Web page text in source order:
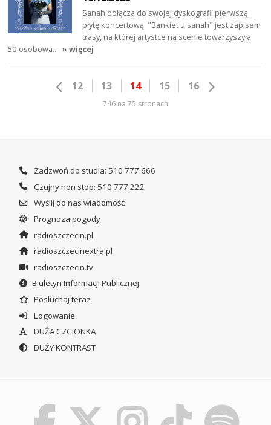
Sanah dołącza do swojej dyskografii pierwszą
płytę koncertową. "Bankiet u sanah" jest zapisem
trasy, na której artystce na scenie towarzyszyła
50-osobowa… » więcej
12 13 14 15 16
746 na 75 stronach
Zadzwoń do studia: 510 777 666
Czujny non stop: 510 777 222
Wyślij do nas wiadomość
Prognoza pogody
radioszczecin.pl
radioszczecinextra.pl
radioszczecin.tv
Biuletyn Informacji Publicznej
Posłuchaj teraz
Logowanie
DUŻA CZCIONKA
DUŻY KONTRAST